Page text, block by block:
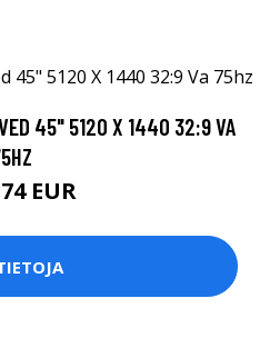
45" 5120 X 1440 32:9 VA
EUR